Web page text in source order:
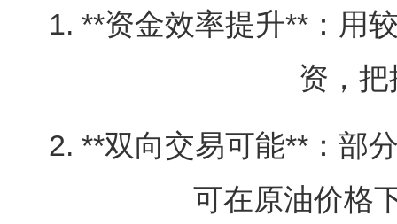
1. **资金效率提升**：用
资，
2. **双向交易可能**：部
可在原油价格